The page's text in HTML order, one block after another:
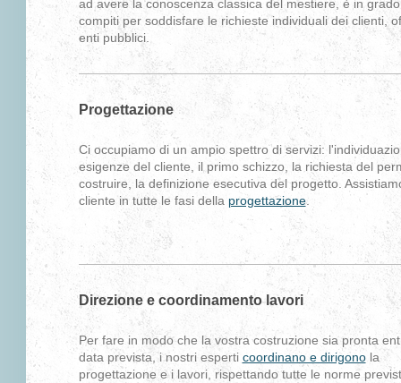
ad avere la conoscenza classica del mestiere, è in
compiti per soddisfare le richieste individuali dei clienti,
enti pubblici.
Progettazione
Ci occupiamo di un ampio spettro di servizi:
esigenze del cliente, il primo schizzo, la richiesta del
costruire, la definizione esecutiva del progetto.
cliente in tutte le fasi della progettazione.
Direzione e coordinamento lavori
Per fare in modo che la vostra costruzione sia pronta
data prevista, i nostri esperti coordinano e dirigonola
progettazione e i lavori, rispettando tutte le norme